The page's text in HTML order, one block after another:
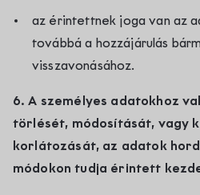
az érintettnek joga van az
továbbá a hozzájárulás
visszavonásához.
6. A személyes adatokhoz
törlését, módosítását, vagy
korlátozását, az adatok
módokon tudja érintett